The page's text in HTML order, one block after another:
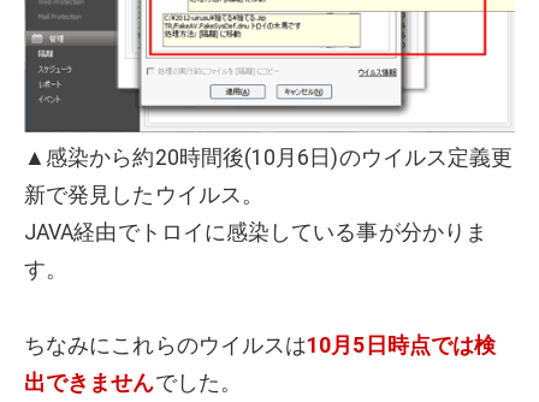
▲感染から約20時間後(10月6日)のウイルス定義更
新で発見したウイルス。
JAVA経由でトロイに感染している事が分かりま
す。
ちなみにこれらのウイルスは10月5日時点では検
出できませんでした。